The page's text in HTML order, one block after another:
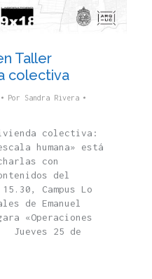
Taller
colectiva
Por Sandra Rivera
colectiva:
humana» está
con
del
Campus Lo
de Emanuel
«Operaciones
25 de